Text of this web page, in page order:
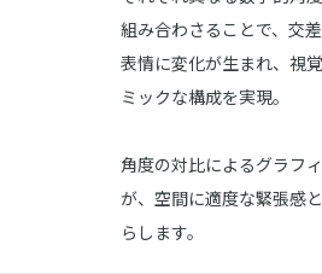
組み合わさることで、交
表情に変化が生まれ、視
ミックな構成を実現。
角度の対比によるグラフ
が、空間に適度な緊張感
らします。